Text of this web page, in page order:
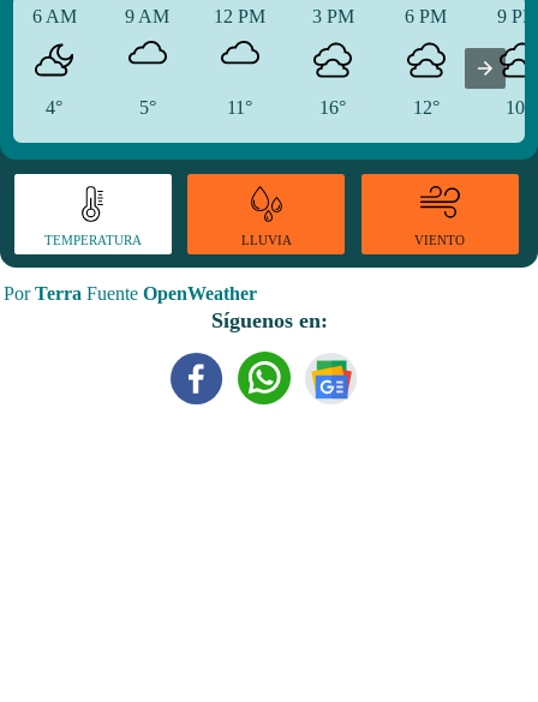
6 AM
4°
9 AM
5°
12 PM
11°
3 PM
16°
6 PM
12°
9
10°
TEMPERATURA LLUVIA VIENTO
PorTerra Fuente OpenWeather
Síguenos en: